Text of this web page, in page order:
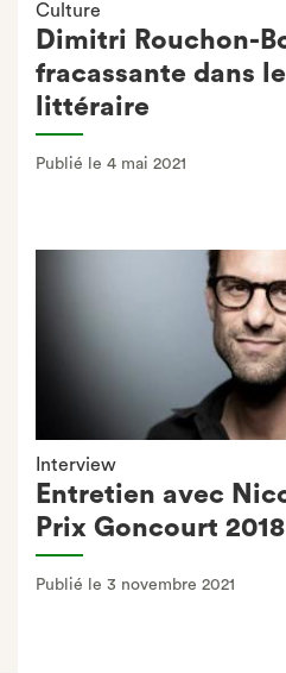
Culture
Dimitri Rouchon-
fracassante dans
littéraire
Publié le 4 mai 2021
Interview
Entretien avec
Prix Goncourt 2018
Publié le 3 novembre 2021